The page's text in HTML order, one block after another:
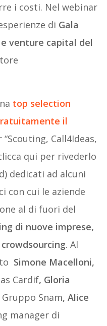
i costi. Nel webinar
di Gala
venture capital del
top selection
il
Call4Ideas,
qui per rivederlo
dedicati ad alcuni
con cui le aziende
al di fuori del
di nuove imprese,
. Al
Simone Macelloni,
Cardif, Gloria
Snam, Alice
manager di